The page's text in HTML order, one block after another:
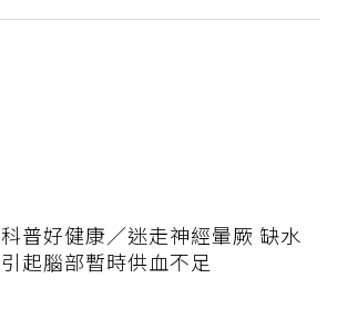
科普好健康／迷走神經暈厥 缺水
引起腦部暫時供血不足